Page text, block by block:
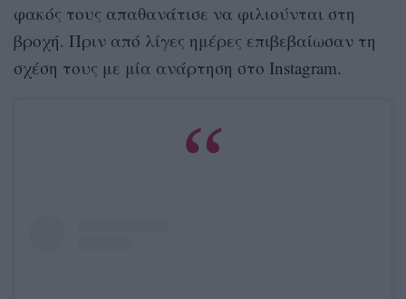
φακός τους απαθανάτισε να φιλιούνται στη
βροχή. Πριν από λίγες ημέρες επιβεβαίωσαν τη
σχέση τους με μία ανάρτηση στο Instagram.